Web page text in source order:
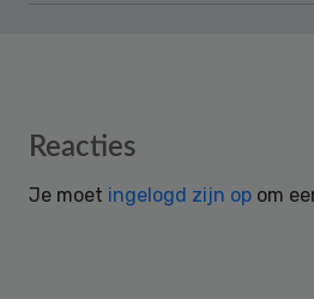
Reader
Reacties
Je moet ingelogd zijn op om